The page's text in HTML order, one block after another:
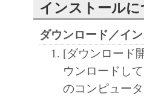
インストールに
ダウンロード／イ
[ダウンロード
ウンロードし
のコンピュー